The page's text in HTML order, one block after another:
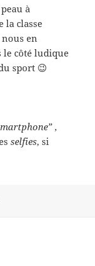
à
la classe
en
le côté ludique
sport 😉
,
selfies, si